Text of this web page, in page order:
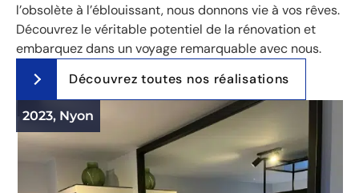
l’obsolète à l’éblouissant, nous donnons vie à vos rêves.
Découvrez le véritable potentiel de la rénovation et
embarquez dans un voyage remarquable avec nous.
Découvrez toutes nos réalisations
2023, Nyon